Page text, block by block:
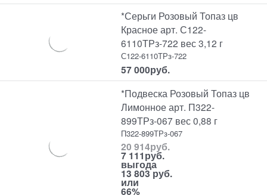
*Серьги Розовый Топаз цв
Красное арт. С122-
6110ТРз-722 вес 3,12 г
С122-6110ТРз-722
57 000руб.
*Подвеска Розовый Топаз цв
Лимонное арт. П322-
899ТРз-067 вес 0,88 г
П322-899ТРз-067
20 914руб.
7 111руб.
выгода
13 803 руб.
или
66%